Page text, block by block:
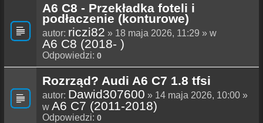
A6 C8 - Przekładka foteli i
podłaczenie (konturowe)
autor: riczi82 » 18 maja 2026, 11:29 » w
A6 C8 (2018- )
Odpowiedzi: 0
Rozrząd? Audi A6 C7 1.8 tfsi
autor: Dawid307600 » 14 maja 2026, 10:00 »
w A6 C7 (2011-2018)
Odpowiedzi: 0